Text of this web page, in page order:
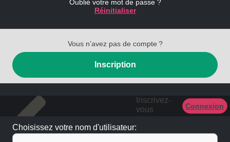
Oublié votre mot de passe ?
Réinitialiser
Vous n’avez pas de compte ?
Inscription
Inscrivez-
vous
Connexion
Choisissez votre nom d'utilisateur: